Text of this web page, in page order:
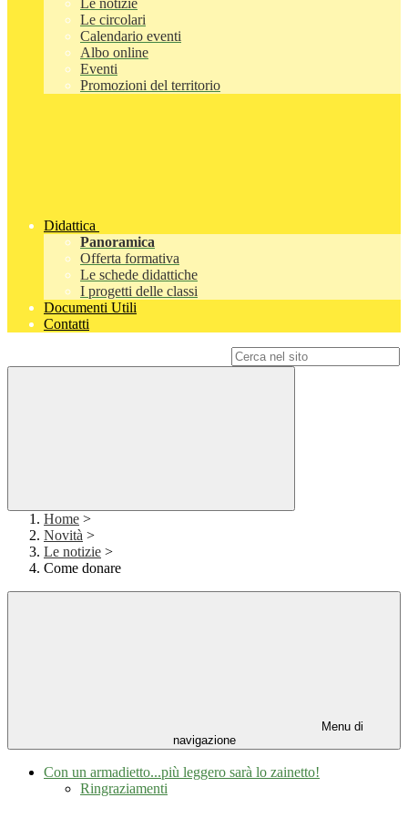
Le notizie
Le circolari
Calendario eventi
Albo online
Eventi
Promozioni del territorio
Didattica
Panoramica
Offerta formativa
Le schede didattiche
I progetti delle classi
Documenti Utili
Contatti
Home >
Novità >
Le notizie >
Come donare
Menu di
navigazione
Con un armadietto...più leggero sarà lo zainetto!
Ringraziamenti